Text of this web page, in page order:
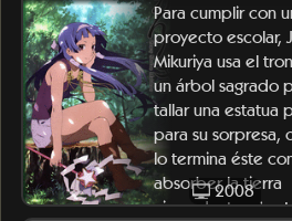
2008
Para cumplir con
proyecto escolar,
Mikuriya usa el
un árbol sagrado
tallar una estatua
para su sorpresa,
lo termina éste
absorber la tierra
circundante y ¡se